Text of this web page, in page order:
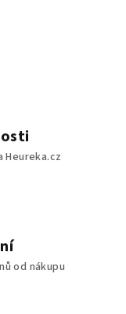
Heureka.cz
od nákupu